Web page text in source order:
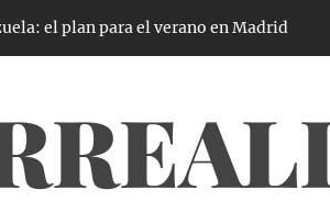
el plan para el verano en Madrid 4